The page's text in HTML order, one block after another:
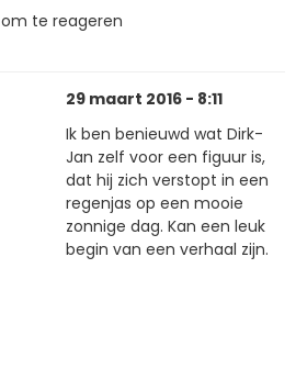
om te reageren
29 maart 2016 - 8:11
Ik ben benieuwd wat Dirk-
Jan zelf voor een figuur is,
dat hij zich verstopt in een
regenjas op een mooie
zonnige dag. Kan een leuk
begin van een verhaal zijn.